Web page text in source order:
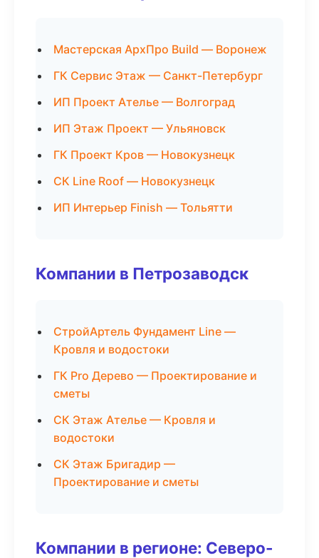
Мастерская АрхПро Build — Воронеж
ГК Сервис Этаж — Санкт-Петербург
ИП Проект Ателье — Волгоград
ИП Этаж Проект — Ульяновск
ГК Проект Кров — Новокузнецк
СК Line Roof — Новокузнецк
ИП Интерьер Finish — Тольятти
Компании в Петрозаводск
СтройАртель Фундамент Line —
Кровля и водостоки
ГК Pro Дерево — Проектирование и
сметы
СК Этаж Ателье — Кровля и
водостоки
СК Этаж Бригадир —
Проектирование и сметы
Компании в регионе: Северо-